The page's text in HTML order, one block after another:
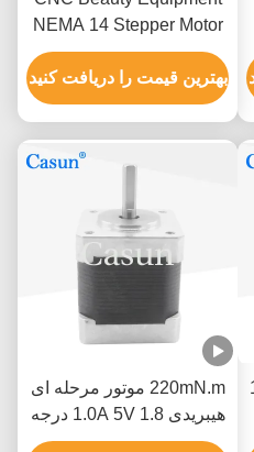
NEMA 14 Stepper Motor
0.4A 35X23mm 60mNM
1.8 Deg
بهترین قیمت را دریافت کنید
220mN.m موتور مرحله ای
هیبریدی 1.0A 5V 1.8 درجه
موتور چهار سیم